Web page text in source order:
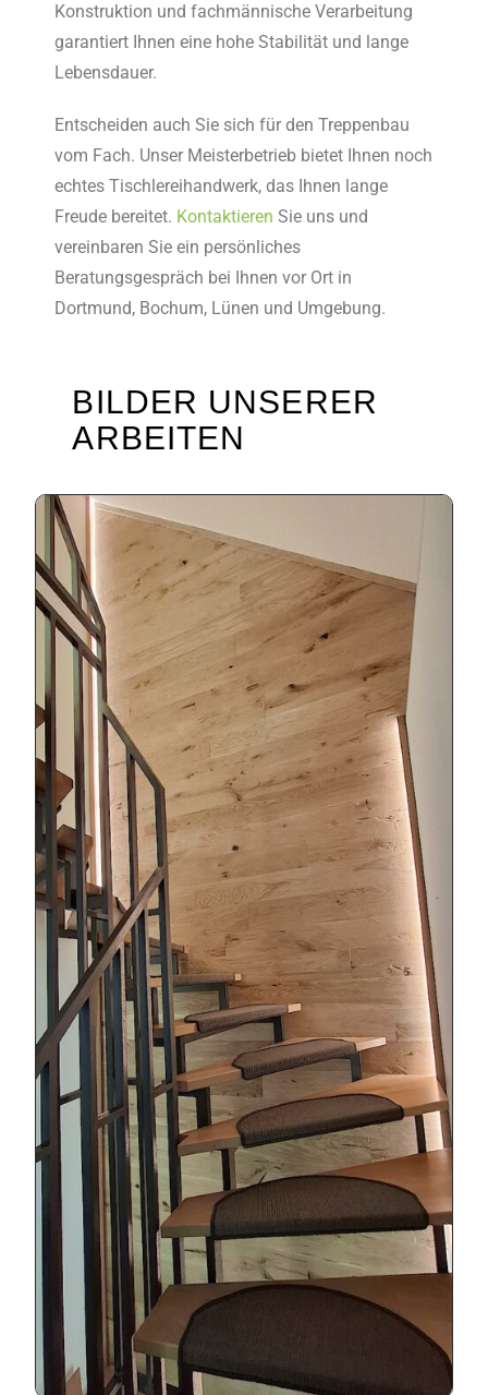
Konstruktion und fachmännische Verarbeitung
garantiert Ihnen eine hohe Stabilität und lange
Lebensdauer.
Entscheiden auch Sie sich für den Treppenbau
vom Fach. Unser Meisterbetrieb bietet Ihnen noch
echtes Tischlereihandwerk, das Ihnen lange
Freude bereitet. Kontaktieren Sie uns und
vereinbaren Sie ein persönliches
Beratungsgespräch bei Ihnen vor Ort in
Dortmund, Bochum, Lünen und Umgebung.
BILDER UNSERER
ARBEITEN